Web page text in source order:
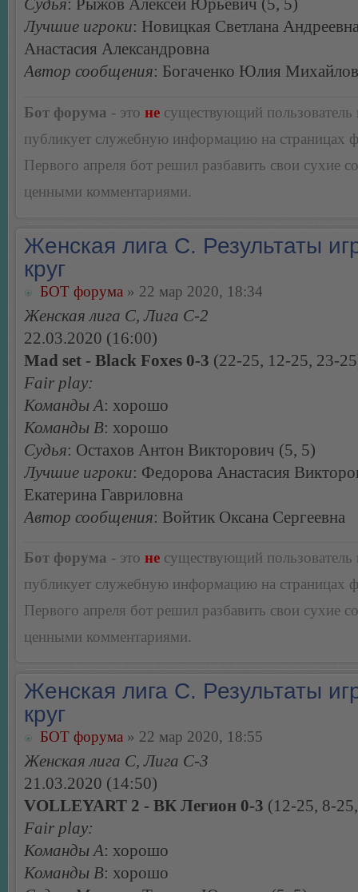
Судья: Рыжов Алексей Юрьевич (5, 5)
Лучшие игроки: Новицкая Светлана
Анастасия Александровна
Автор сообщения: Богаченко Юлия
Бот форума - это не существующий пользователь
публикует служебную информацию на страницах
Первого апреля бот решил разбавить свои сухие
ценными комментариями.
Женская лига С. Результаты
круг
БОТ форума » 22 мар 2020, 18:34
Женская лига С, Лига С-2
22.03.2020 (16:00)
Mad set - Black Foxes 0-3 (22-25, 12-25, 23-
Fair play:
Команды А: хорошо
Команды В: хорошо
Судья: Остахов Антон Викторович (5, 5)
Лучшие игроки: Федорова Анастасия
Екатерина Гавриловна
Автор сообщения: Войтик Оксана Сергеевна
Бот форума - это не существующий пользователь
публикует служебную информацию на страницах
Первого апреля бот решил разбавить свои сухие
ценными комментариями.
Женская лига С. Результаты
круг
БОТ форума » 22 мар 2020, 18:55
Женская лига С, Лига С-3
21.03.2020 (14:50)
VOLLEYART 2 - ВК Легион 0-3 (12-25, 8-
Fair play:
Команды А: хорошо
Команды В: хорошо